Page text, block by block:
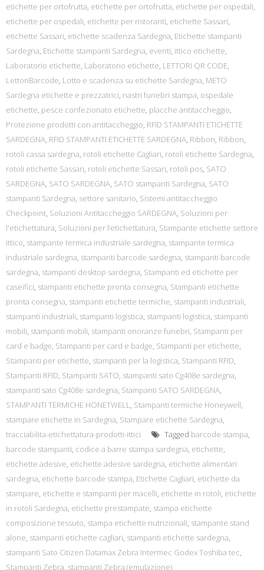
etichette per ortofrutta, etichette per ortofrutta, etichette per ospedali,
etichette per ospedali, etichette per ristoranti, etichette Sassari,
etichette Sassari, etichette scadenza Sardegna, Etichette stampanti
Sardegna, Etichette stampanti Sardegna, eventi, ittico etichette,
Laboratorio etichette, Laboratorio etichette, LETTORI QR CODE,
LettoriBarcode, Lotto e scadenza su etichette Sardegna, METO
Sardegna etichette e prezzatrici, nastri funebri stampa, ospedale
etichette, pesce confezionato etichette, placche antitaccheggio,
Protezione prodotti con antitaccheggio, RFID STAMPANTI ETICHETTE
SARDEGNA, RFID STAMPANTI ETICHETTE SARDEGNA, Ribbon, Ribbon,
rotoli cassa sardegna, rotoli etichette Cagliari, rotoli etichette Sardegna,
rotoli etichette Sassari, rotoli etichette Sassari, rotoli pos, SATO
SARDEGNA, SATO SARDEGNA, SATO stampanti Sardegna, SATO
stampanti Sardegna, settore sanitario, Sistemi antitaccheggio
Checkpoint, Soluzioni Antitaccheggio SARDEGNA, Soluzioni per
l'etichettatura, Soluzioni per l’etichettatura, Stampante etichette settore
ittico, stampante termica industriale sardegna, stampante termica
industriale sardegna, stampanti barcode sardegna, stampanti barcode
sardegna, stampanti desktop sardegna, Stampanti ed etichette per
caseifici, stampanti etichette pronta consegna, Stampanti etichette
pronta consegna, stampanti etichette termiche, stampanti industriali,
stampanti industriali, stampanti logistica, stampanti logistica, stampanti
mobili, stampanti mobili, stampanti onoranze funebri, Stampanti per
card e badge, Stampanti per card e badge, Stampanti per etichette,
Stampanti per etichette, stampanti per la logistica, Stampanti RFID,
Stampanti RFID, Stampanti SATO, stampanti sato Cg408e sardegna,
stampanti sato Cg408e sardegna, Stampanti SATO SARDEGNA,
STAMPANTI TERMICHE HONETWELL, Stampanti termiche Honeywell,
stampare etichette in Sardegna, Stampare etichette Sardegna,
tracciabilita-etichettatura-prodotti-ittici
Tagged barcode stampa,
barcode stampanti, codice a barre stampa sardegna, etichette,
etichette adesive, etichette adesive sardegna, etichette alimentari
sardegna, etichette barcode stampa, Etichette Cagliari, etichette da
stampare, etichette e stampanti per macelli, etichette in rotoli, etichette
in rotoli Sardegna, etichette prestampate, stampa etichette
composizione tessuto, stampa etichette nutrizionali, stampante stand
alone, stampanti etichette cagliari, stampanti etichette sardegna,
stampanti Sato Citizen Datamax Zebra Intermec Godex Toshiba tec,
Stampanti Zebra, stampanti Zebra (emulazione)